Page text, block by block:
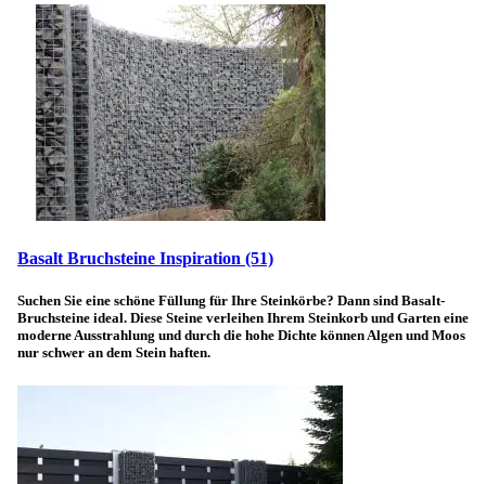
Basalt Bruchsteine Inspiration (51)
Suchen Sie eine schöne Füllung für Ihre Steinkörbe? Dann sind Basalt-
Bruchsteine ideal. Diese Steine verleihen Ihrem Steinkorb und Garten eine
moderne Ausstrahlung und durch die hohe Dichte können Algen und Moos
nur schwer an dem Stein haften.